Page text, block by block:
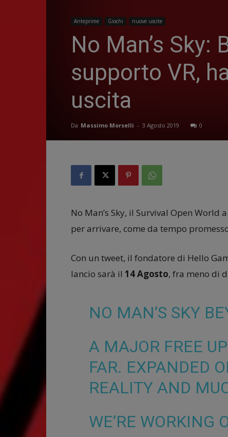
Anteprime Giochi nuove uscite
No Man’s Sky:
supporto VR,
uscita
Da Massimo Morselli - 3 Agosto 2019 0
No Man’s Sky, il Survival Open
per arrivare, come da tempo
Con un tweet, il fondatore di Hello
lancio sarà il 14 Agosto, fra meno di
NO MAN’S SKY
A MAJOR FREE
FAR. EXPANDED
REALITY AND
WE’RE WORKING